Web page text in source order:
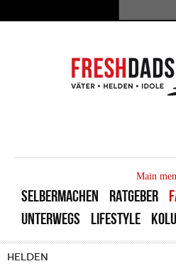
Main
SELBERMACHEN RATGEBER
UNTERWEGS
LIFESTYLE
HELDEN